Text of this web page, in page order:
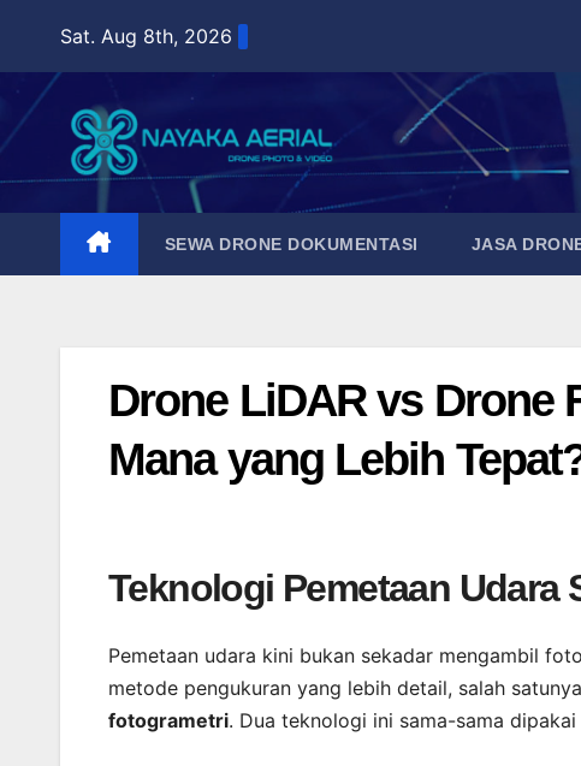
content
Sat. Aug 8th, 2026
SEWA DRONE DOKUMENTASI JASA
Drone LiDAR vs Drone
Mana yang Lebih
Teknologi Pemetaan Udara
Pemetaan udara kini bukan sekadar mengambil
metode pengukuran yang lebih detail, salah
fotogrametri. Dua teknologi ini sama-sama